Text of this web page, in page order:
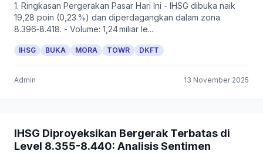
1. Ringkasan Pergerakan Pasar Hari Ini - IHSG dibuka naik
19,28 poin (0,23 %) dan diperdagangkan dalam zona
8.396‑8.418. - Volume: 1,24 miliar le...
IHSG BUKA MORA TOWR DKFT
Admin 13 November 2025
IHSG Diproyeksikan Bergerak Terbatas di
Level 8.355-8.440: Analisis Sentimen